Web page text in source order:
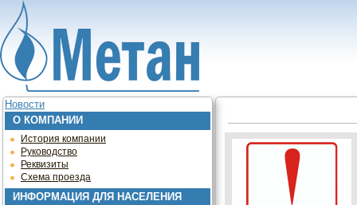
Jump to navigation
Новости
О КОМПАНИИ
История компании
Руководство
Реквизиты
Схема проезда
ИНФОРМАЦИЯ ДЛЯ НАСЕЛЕНИЯ